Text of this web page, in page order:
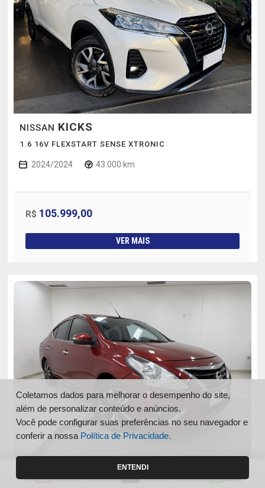
NISSAN KICKS
1.6 16V FLEXSTART SENSE XTRONIC
2024/2024 43.000 km
R$ 105.999,00
VER MAIS
Coletamos dados para melhorar o desempenho do site,
além de personalizar conteúdo e anúncios.
Você pode configurar suas preferências no seu navegador e
conferir a nossa Política de Privacidade.
ENTENDI